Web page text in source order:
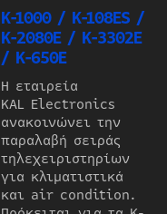
K-1000 / K-108ES /
K-2080E / K-3302E
/ K-650E
Η εταιρεία
KAL Electronics
ανακοινώνει την
παραλαβή σειράς
τηλεχειριστηρίων
για κλιματιστικά
και air condition.